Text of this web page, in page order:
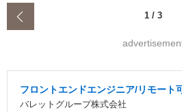
1 / 3
フロントエンドエンジニア/リモート
バレットグループ株式会社